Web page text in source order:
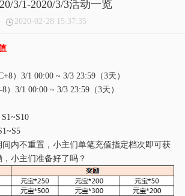
3/1-2020/3/3活动一览
2020-02-28 15:37:35
） 3/1 00:00 ~ 3/3 23:59（3天）
） 3/1 00:00 ~ 3/3 23:59（3天）
10
5
间内不重置，小主们单笔充值指定档次即可获
小主们准备好了吗？